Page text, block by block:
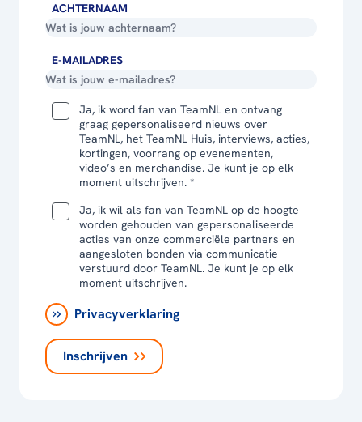
ACHTERNAAM
E-MAILADRES
Ja, ik word fan van TeamNL en ontvang
graag gepersonaliseerd nieuws over
TeamNL, het TeamNL Huis, interviews, acties,
kortingen, voorrang op evenementen,
video’s en merchandise. Je kunt je op elk
moment uitschrijven. *
Ja, ik wil als fan van TeamNL op de hoogte
worden gehouden van gepersonaliseerde
acties van onze commerciële partners en
aangesloten bonden via communicatie
verstuurd door TeamNL. Je kunt je op elk
moment uitschrijven.
Privacyverklaring
Inschrijven